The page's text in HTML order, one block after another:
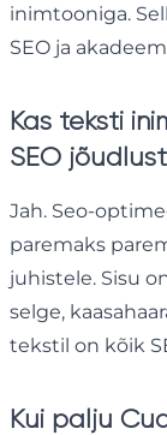
inimtooniga.
SEO ja
Kas teksti
SEO
Jah. Seo-
paremaks
juhistele. Sisu
selge,
tekstil on kõik
Kui palju